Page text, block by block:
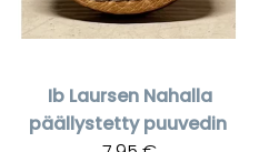
Ib Laursen Nahalla
päällystetty puuvedin